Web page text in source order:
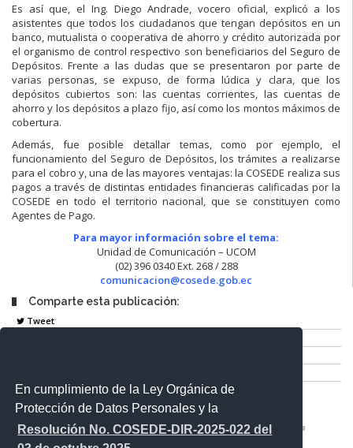
En cumplimiento de la Ley Orgánica de
Protección de Datos Personales y la
Resolución No. COSEDE-DIR-2025-022 del
Es así que, el Ing. Diego Andrade, vocero oficial, explicó a los
asistentes que todos los ciudadanos que tengan depósitos en un
banco, mutualista o cooperativa de ahorro y crédito autorizada por
el organismo de control respectivo son beneficiarios del Seguro de
Depósitos. Frente a las dudas que se presentaron por parte de
varias personas, se expuso, de forma lúdica y clara, que los
depósitos cubiertos son: las cuentas corrientes, las cuentas de
ahorro y los depósitos a plazo fijo, así como los montos máximos de
cobertura.
Además, fue posible detallar temas, como por ejemplo, el
funcionamiento del Seguro de Depósitos, los trámites a realizarse
para el cobro y, una de las mayores ventajas: la COSEDE realiza sus
pagos a través de distintas entidades financieras calificadas por la
COSEDE en todo el territorio nacional, que se constituyen como
Agentes de Pago.
Para mayor información sobre el tema:
Unidad de Comunicación – UCOM
(02) 396 0340 Ext. 268 / 288
comunicacion@cosede.gob.ec
Comparte esta publicación:
Tweet
Entérate